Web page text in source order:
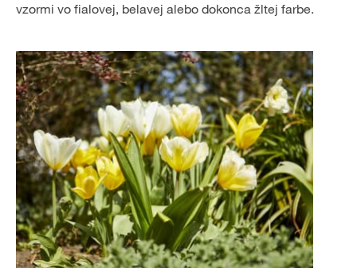
vzormi vo fialovej, belavej alebo dokonca žltej farbe.